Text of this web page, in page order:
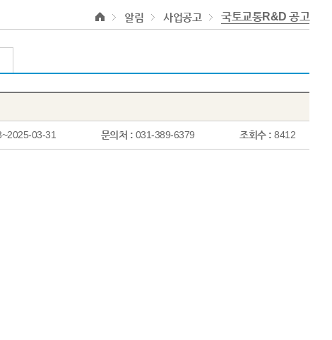
알림 사업공고 국토교통R&D 공고
03-31 문의처 : 031-389-6379 조회수 : 8412